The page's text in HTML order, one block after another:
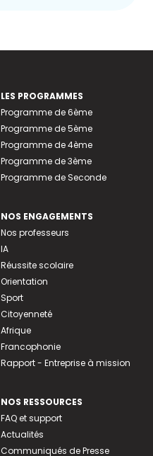
LES PROGRAMMES
Programme de 6ème
Programme de 5ème
Programme de 4ème
Programme de 3ème
Programme de Seconde
NOS ENGAGEMENTS
Nos professeurs
IA
Réussite scolaire
Orientation
Sport
Citoyenneté
Afrique
Francophonie
Rapport - Entreprise à mission
NOS RESSOURCES
FAQ et support
Actualités
Communiqués de Presse